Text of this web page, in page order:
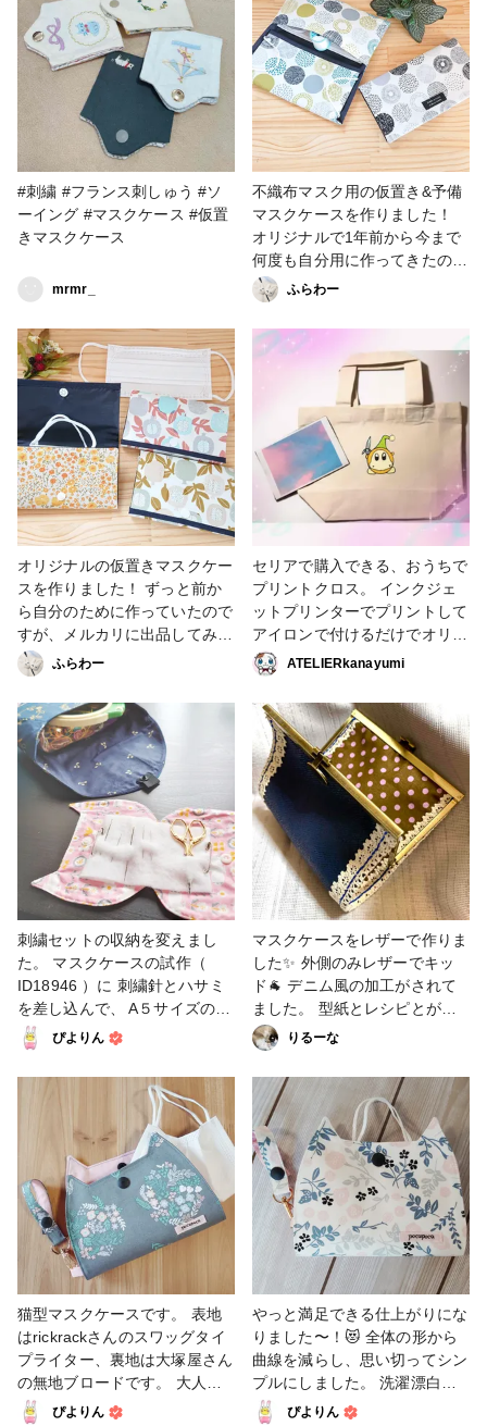
えば化粧品入れたりお子様のお
もちゃ入れたり宝物入れたり‼️
何を入れるかはあなた次第で~
す🤔 #フェルト #マスクケース
#フェイクケーキ
#刺繍 #フランス刺しゅう #ソ
ーイング #マスクケース #仮置
きマスクケース
mrmr_
不織布マスク用の仮置き&予備
マスクケースを作りました！
オリジナルで1年前から今まで
何度も自分用に作ってきたので
すが、使いやすくてオススメな
んです♪ 試作を重ね、ようやく
販売できる形になったのでメル
カリに出品してみました！ こ
だわりポイントは沢山あって、
①不織布マスクを折らずに、口
元と分けて耳ゴムを収納でき
る！(さりげなく段がついてる)
②内側はポリエステルの撥水加
工生地で、ウェットティッシュ
などで汚れを落としたり除菌が
しやすい！ ③予備の不織布マ
スクが入れられて、内生地がツ
ルツルしてるので出し入れがし
やすい！ ④プラスチックスナ
ップ(カジテックさんの丈夫な
ボタン♪)でケースが開かずカバ
ンの中でもスッキリ！ ⑤予備
やすい！ ⑥見た目がオシャ
レ！ などです😊 さて、私のこ
だわりに共感していただける方
は現れるかな？ 居なさそうな
らそっと消すかも😂良かった
らまたメルカリ覗きにきて下さ
い❤️ #ソーイング #マスクケー
ス #マスク入れ #オリジナル
ふらわー
オリジナルの仮置きマスクケー
スを作りました！ ずっと前か
ら自分のために作っていたので
すが、メルカリに出品してみた
ら売れたので、新柄を追加しま
した✨ 私のこだわりは三つ折
り！！！ 三つ折りにすること
で、口元と別々でゴムを収納で
き、カバンの中でもゴムが絡ま
ず、机の上に置いてもゴムも清
潔なんです♪ もう一種類販売予
定のマスクケースがあるので、
また完成したら投稿します♪ #
ソーイング #マスクケース #メ
ルカリ #販売中 #ファンれぽ
_Tokaiグループ
ふらわー
セリアで購入できる、おうちで
プリントクロス。 インクジェ
ットプリンターでプリントして
アイロンで付けるだけでオリジ
ナルの作品が制作できます。
こちらも ID22816 のプラバン
同様にアプリで子供に描いても
らった絵と、綺麗な色の空の写
真をプリントして、 トートバ
ッグとティッシュケースを作り
ました。 色も綺麗にプリント
されて可愛い作品になりました
😊 #プリントクロス #イラスト
プリント #トートバッグ #ティ
ッシュケース #マスクケース #
その他
ATELIERkanayumi
刺繍セットの収納を変えまし
た。 マスクケースの試作（
ID18946 ）に 刺繍針とハサミ
を差し込んで、 A５サイズのマ
ルチポーチ（ ID20703 ）に チ
ャコペンと糸と12cm枠を ぎゅ
うぎゅうに詰めてあります。
持ち歩けたらいいな〜と コン
パクトにまとめてみましたが、
糸をズラッと広げないと作業が
できないので、 持ち歩くこと
はないかもしれません…😅 マ
スクケースの内側に キルト芯
(これも端材です)を安全ピンで
留めたら、 超簡単にニードル
ケースができました♥ 時間があ
るときに縫い付けよう〜と思っ
て、 そのままになっていま
す…🤤 ポーチは大きめサイズ
に作り直そうかな🤔 時間があ
るときに…(笑) #布の作品コン
テスト #ファンれぽ_大塚屋ネ
ぴよりん
マスクケースをレザーで作りま
した✨ 外側のみレザーでキッ
ド🐐 デニム風の加工がされて
ました。 型紙とレシピとがま
口はハマラボさん 布で作るレ
シピなのでちょっとアレンジし
て作成😷 端の始末をしないで
リボンで 包んでから手縫い🪡
先に開けた穴が見えにくかった
り 厚みが出過ぎたりで 初めて
のがま口な事もあり四苦八苦💦
💦 同じ口金を幾つか購入して
あるので 改善策を練ってか
ら、また作ろうと思います👍 #
レザークラフト #マスクケース
りるーな
猫型マスクケースです。 表地
はrickrackさんのスワッグタイ
プライター、裏地は大塚屋さん
の無地ブロードです。 大人向
けのアイテムなので、落ち着い
ぴよりん
やっと満足できる仕上がりにな
りました〜！😻 全体の形から
曲線を減らし、思い切ってシン
プルにしました。 洗濯漂白し
やすいように、カシメではなく
ぴよりん